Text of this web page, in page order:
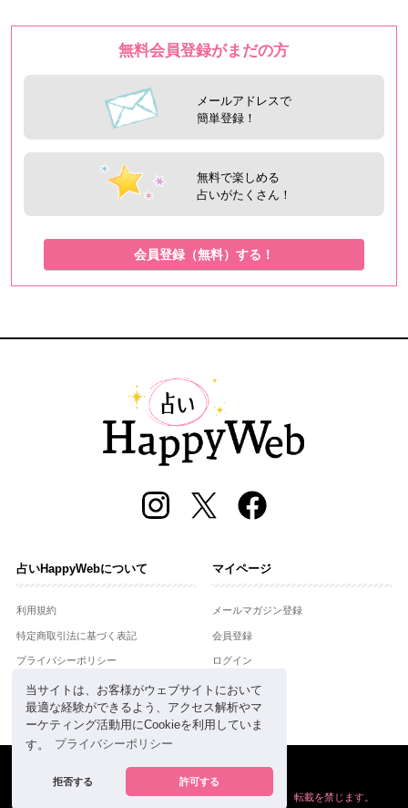
当サイトは、お客様がウェブサイトにおいて
最適な経験ができるよう、アクセス解析やマ
ーケティング活動用にCookieを利用していま
す。
プライバシーポリシー
拒否する 許可する
無料会員登録がまだの方
メールアドレスで
簡単登録！
無料で楽しめる
占いがたくさん！
会員登録（無料）する！
占いHappyWebについて
利用規約
特定商取引法に基づく表記
プライバシーポリシー
運営会社
お問合せ
マイページ
メールマガジン登録
会員登録
ログイン
powered by
掲載の情報や画像など、すべてのコンテンツの無断複写、転載を禁じます。